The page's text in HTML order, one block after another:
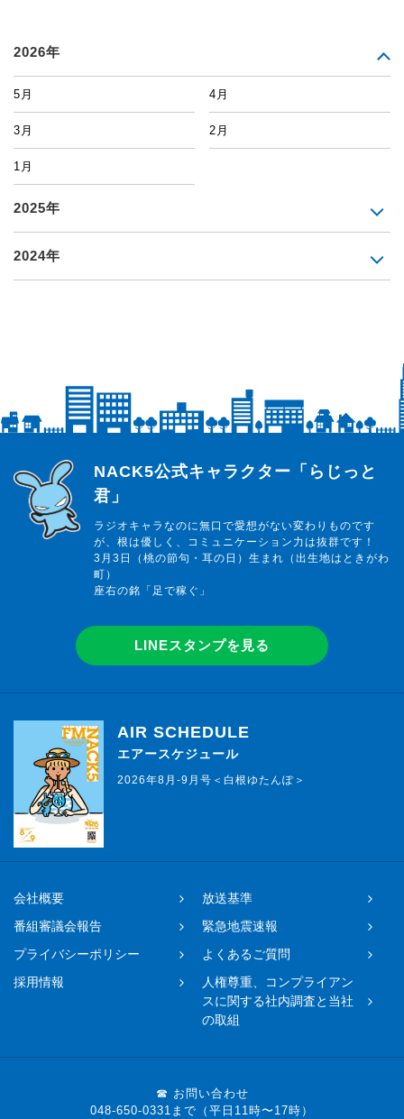
2026年
5月 4月
3月 2月
1月
2025年
2024年
らじっと君
NACK5公式キャラクター「らじっと
君」
ラジオキャラなのに無口で愛想がない変わりものです
が、根は優しく、コミュニケーション力は抜群です！
3月3日（桃の節句・耳の日）生まれ（出生地はときがわ
町）
座右の銘「足で稼ぐ」
LINEスタンプを見る
AIR SCHEDULE
エアースケジュール
2026年8月-9月号＜白根ゆたんぽ＞
会社概要
放送基準
番組審議会報告
緊急地震速報
プライバシーポリシー
よくあるご質問
採用情報
人権尊重、コンプライアン
スに関する社内調査と当社
の取組
☎ お問い合わせ
048-650-0331まで（平日11時〜17時）